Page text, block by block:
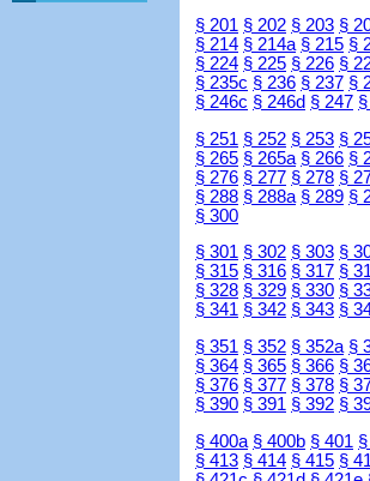
§ 201 § 202 § 203 §
§ 214 § 214a § 215 §
§ 224 § 225 § 226 §
§ 235c § 236 § 237 §
§ 246c § 246d § 247
§ 251 § 252 § 253 §
§ 265 § 265a § 266 §
§ 276 § 277 § 278 §
§ 288 § 288a § 289 §
§ 300
§ 301 § 302 § 303 §
§ 315 § 316 § 317 §
§ 328 § 329 § 330 §
§ 341 § 342 § 343 §
§ 351 § 352 § 352a §
§ 364 § 365 § 366 §
§ 376 § 377 § 378 §
§ 390 § 391 § 392 §
§ 400a § 400b § 401
§ 413 § 414 § 415 §